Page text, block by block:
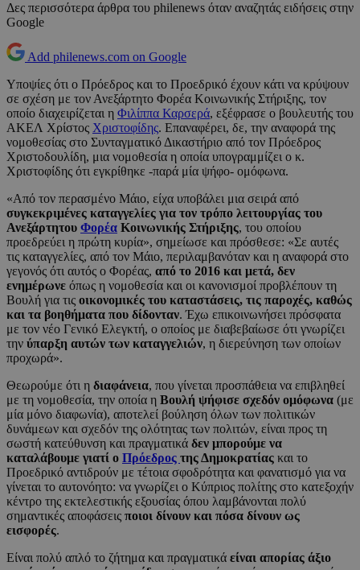
Δες περισσότερα άρθρα του philenews όταν αναζητάς ειδήσεις στην
Google
Add philenews.com on Google
Υποψίες ότι ο Πρόεδρος και το Προεδρικό έχουν κάτι να κρύψουν
σε σχέση με τον Ανεξάρτητο Φορέα Κοινωνικής Στήριξης, τον
οποίο διαχειρίζεται η Φιλίππα Καρσερά, εξέφρασε ο βουλευτής του
ΑΚΕΛ Χρίστος Χριστοφίδης. Επαναφέρει, δε, την αναφορά της
νομοθεσίας στο Συνταγματικό Δικαστήριο από τον Πρόεδρος
Χριστοδουλίδη, μια νομοθεσία η οποία υπογραμμίζει ο κ.
Χριστοφίδης ότι εγκρίθηκε -παρά μία ψήφο- ομόφωνα.
«Από τον περασμένο Μάιο, είχα υποβάλει μια σειρά από
συγκεκριμένες καταγγελίες για τον τρόπο λειτουργίας του
Ανεξάρτητου Φορέα Κοινωνικής Στήριξης, του οποίου
προεδρεύει η πρώτη κυρία», σημείωσε και πρόσθεσε: «Σε αυτές
τις καταγγελίες, από τον Μάιο, περιλαμβανόταν και η αναφορά στο
γεγονός ότι αυτός ο Φορέας, από το 2016 και μετά, δεν
ενημέρωνε όπως η νομοθεσία και οι κανονισμοί προβλέπουν τη
Βουλή για τις οικονομικές του καταστάσεις, τις παροχές, καθώς
και τα βοηθήματα που δίδονταν. Έχω επικοινωνήσει πρόσφατα
με τον νέο Γενικό Ελεγκτή, ο οποίος με διαβεβαίωσε ότι γνωρίζει
την ύπαρξη αυτών των καταγγελιών, η διερεύνηση των οποίων
προχωρά».
Θεωρούμε ότι η διαφάνεια, που γίνεται προσπάθεια να επιβληθεί
με τη νομοθεσία, την οποία η Βουλή ψήφισε σχεδόν ομόφωνα (με
μία μόνο διαφωνία), αποτελεί βούληση όλων των πολιτικών
δυνάμεων και σχεδόν της ολότητας των πολιτών, είναι προς τη
σωστή κατεύθυνση και πραγματικά δεν μπορούμε να
καταλάβουμε γιατί ο Πρόεδρος της Δημοκρατίας και το
Προεδρικό αντιδρούν με τέτοια σφοδρότητα και φανατισμό για να
γίνεται το αυτονόητο: να γνωρίζει ο Κύπριος πολίτης στο κατεξοχήν
κέντρο της εκτελεστικής εξουσίας όπου λαμβάνονται πολύ
σημαντικές αποφάσεις ποιοι δίνουν και πόσα δίνουν ως
εισφορές.
Είναι πολύ απλό το ζήτημα και πραγματικά είναι απορίας άξιο